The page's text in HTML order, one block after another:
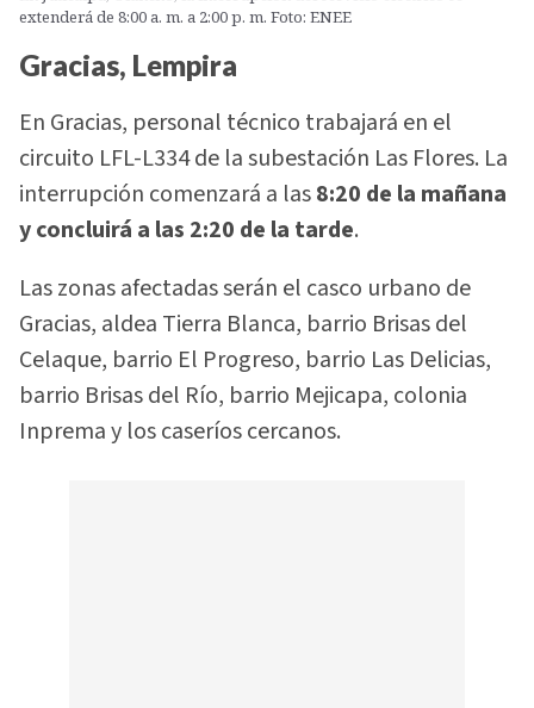
extenderá de 8:00 a. m. a 2:00 p. m. Foto: ENEE
Gracias, Lempira
En Gracias, personal técnico trabajará en el
circuito LFL-L334 de la subestación Las Flores. La
interrupción comenzará a las8:20 de la mañana
y concluirá a las 2:20 de la tarde.
Las zonas afectadas serán el casco urbano de
Gracias, aldea Tierra Blanca, barrio Brisas del
Celaque, barrio El Progreso, barrio Las Delicias,
barrio Brisas del Río, barrio Mejicapa, colonia
Inprema y los caseríos cercanos.